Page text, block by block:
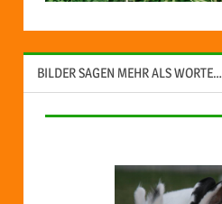
BILDER SAGEN MEHR ALS WORTE…